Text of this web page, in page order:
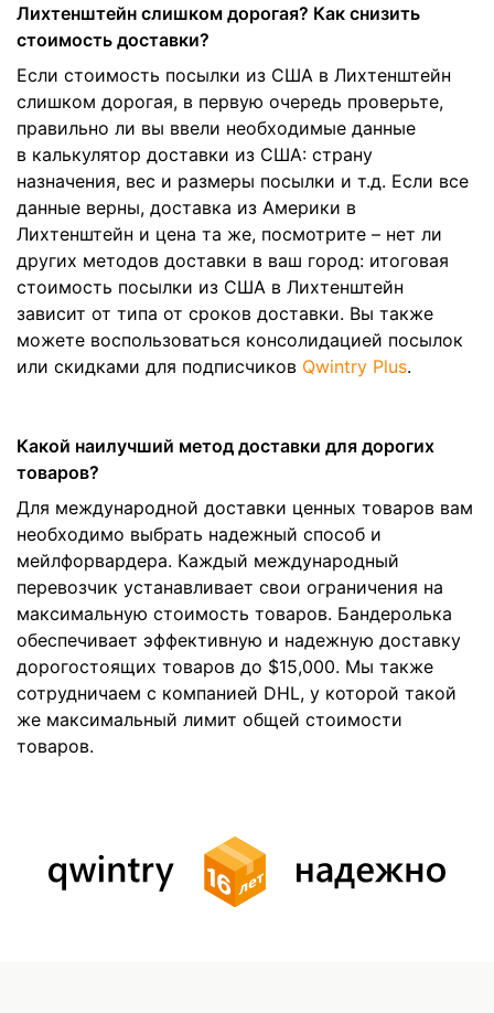
Лихтенштейн слишком дорогая? Как снизить
стоимость доставки?
Если стоимость посылки из США в Лихтенштейн
слишком дорогая, в первую очередь проверьте,
правильно ли вы ввели необходимые данные
в калькулятор доставки из США: страну
назначения, вес и размеры посылки и т.д. Если все
данные верны, доставка из Америки в
Лихтенштейн и цена та же, посмотрите – нет ли
других методов доставки в ваш город: итоговая
стоимость посылки из США в Лихтенштейн
зависит от типа от сроков доставки. Вы также
можете воспользоваться консолидацией посылок
или скидками для подписчиков Qwintry Plus.
Какой наилучший метод доставки для дорогих
товаров?
Для международной доставки ценных товаров вам
необходимо выбрать надежный способ и
мейлфорвардера. Каждый международный
перевозчик устанавливает свои ограничения на
максимальную стоимость товаров. Бандеролька
обеспечивает эффективную и надежную доставку
дорогостоящих товаров до $15,000. Мы также
сотрудничаем с компанией DHL, у которой такой
же максимальный лимит общей стоимости
товаров.